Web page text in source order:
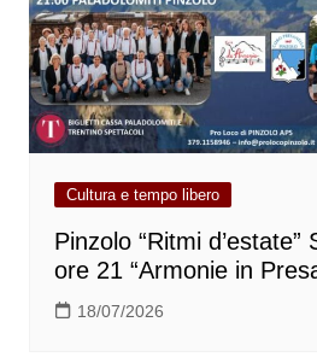
Cultura e tempo libero
Pinzolo “Ritmi
ore 21 “Armonie in
18/07/2026